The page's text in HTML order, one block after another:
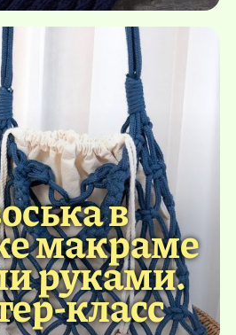
в
макраме
руками.
класс